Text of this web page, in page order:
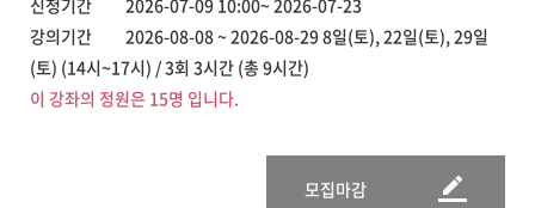
신청기간 2026-07-09 10:00~ 2026-07-23
강의기간 2026-08-08 ~ 2026-08-29 8일(토), 22일(토), 29일
(토) (14시~17시) / 3회 3시간 (총 9시간)
이 강좌의 정원은 15명 입니다.
모집마감